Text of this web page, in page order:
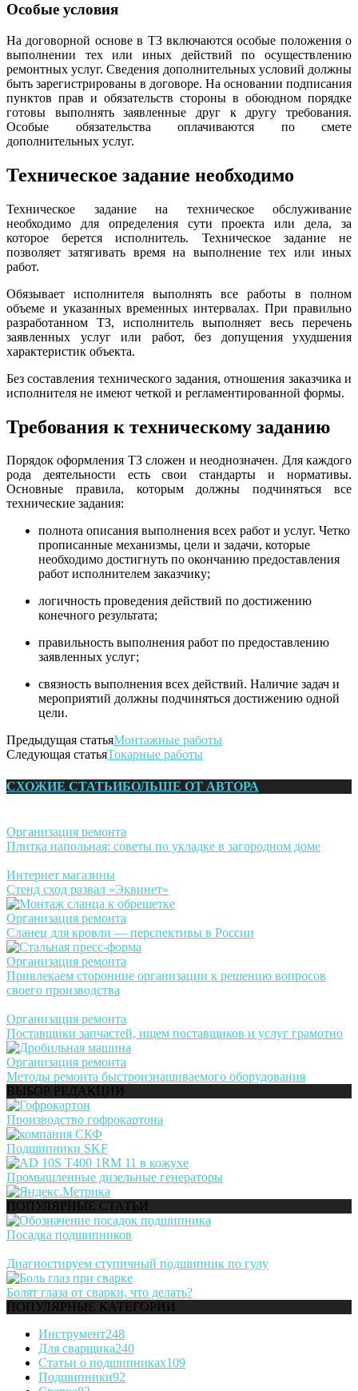
Особые условия
На договорной основе в ТЗ включаются особые положения о
выполнении тех или иных действий по осуществлению
ремонтных услуг. Сведения дополнительных условий должны
быть зарегистрированы в договоре. На основании подписания
пунктов прав и обязательств стороны в обоюдном порядке
готовы выполнять заявленные друг к другу требования.
Особые обязательства оплачиваются по смете
дополнительных услуг.
Техническое задание необходимо
Техническое задание на техническое обслуживание
необходимо для определения сути проекта или дела, за
которое берется исполнитель. Техническое задание не
позволяет затягивать время на выполнение тех или иных
работ.
Обязывает исполнителя выполнять все работы в полном
объеме и указанных временных интервалах. При правильно
разработанном ТЗ, исполнитель выполняет весь перечень
заявленных услуг или работ, без допущения ухудшения
характеристик объекта.
Без составления технического задания, отношения заказчика и
исполнителя не имеют четкой и регламентированной формы.
Требования к техническому заданию
Порядок оформления ТЗ сложен и неоднозначен. Для каждого
рода деятельности есть свои стандарты и нормативы.
Основные правила, которым должны подчиняться все
технические задания:
полнота описания выполнения всех работ и услуг. Четко
прописанные механизмы, цели и задачи, которые
необходимо достигнуть по окончанию предоставления
работ исполнителем заказчику;
логичность проведения действий по достижению
конечного результата;
правильность выполнения работ по предоставлению
заявленных услуг;
связность выполнения всех действий. Наличие задач и
мероприятий должны подчиняться достижению одной
цели.
Предыдущая статьяМонтажные работы
Следующая статьяТокарные работы
СХОЖИЕ СТАТЬИБОЛЬШЕ ОТ АВТОРА
Организация ремонта
Плитка напольная: советы по укладке в загородном доме
Интернет магазины
Стенд сход развал «Эквинет»
Организация ремонта
Сланец для кровли — перспективы в России
Организация ремонта
Привлекаем сторонние организации к решению вопросов
своего производства
Организация ремонта
Поставщики запчастей, ищем поставщиков и услуг грамотно
Организация ремонта
Методы ремонта быстроизнашиваемого оборудования
ВЫБОР РЕДАКЦИИ
Производство гофрокартона
Подшипники SKF
Промышленные дизельные генераторы
ПОПУЛЯРНЫЕ СТАТЬИ
Посадка подшипников
Диагностируем ступичный подшипник по гулу
Болят глаза от сварки, что делать?
ПОПУЛЯРНЫЕ КАТЕГОРИИ
Инструмент248
Для сварщика240
Статьи о подшипниках109
Подшипники92